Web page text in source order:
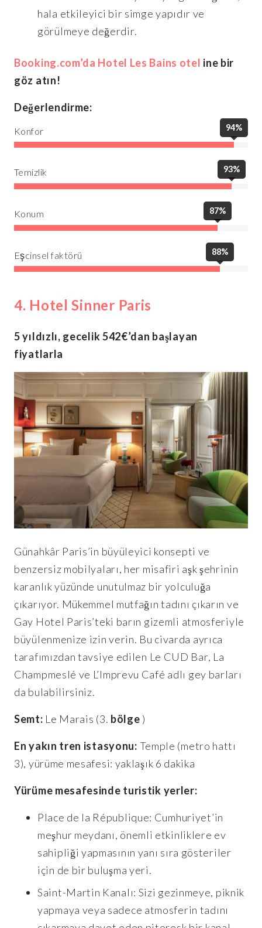
hala etkileyici bir simge yapıdır ve
görülmeye değerdir.
Booking.com’da Hotel Les Bains otel ine bir
göz atın!
Değerlendirme:
Konfor 94%
Temizlik 93%
Konum 87%
Eşcinsel faktörü 88%
4. Hotel Sinner Paris
5 yıldızlı, gecelik 542€’dan başlayan
fiyatlarla
Günahkâr Paris’in büyüleyici konsepti ve
benzersiz mobilyaları, her misafiri aşk şehrinin
karanlık yüzünde unutulmaz bir yolculuğa
çıkarıyor. Mükemmel mutfağın tadını çıkarın ve
Gay Hotel Paris’teki barın gizemli atmosferiyle
büyülenmenize izin verin. Bu civarda ayrıca
tarafımızdan tavsiye edilen Le CUD Bar, La
Champmeslé ve L’Imprevu Café adlı gey barları
da bulabilirsiniz.
Semt: Le Marais (3. bölge )
En yakın tren istasyonu: Temple (metro hattı
3), yürüme mesafesi: yaklaşık 6 dakika
Yürüme mesafesinde turistik yerler:
Place de la République: Cumhuriyet’in
meşhur meydanı, önemli etkinliklere ev
sahipliği yapmasının yanı sıra gösteriler
için de bir buluşma yeri.
Saint-Martin Kanalı: Sizi gezinmeye, piknik
yapmaya veya sadece atmosferin tadını